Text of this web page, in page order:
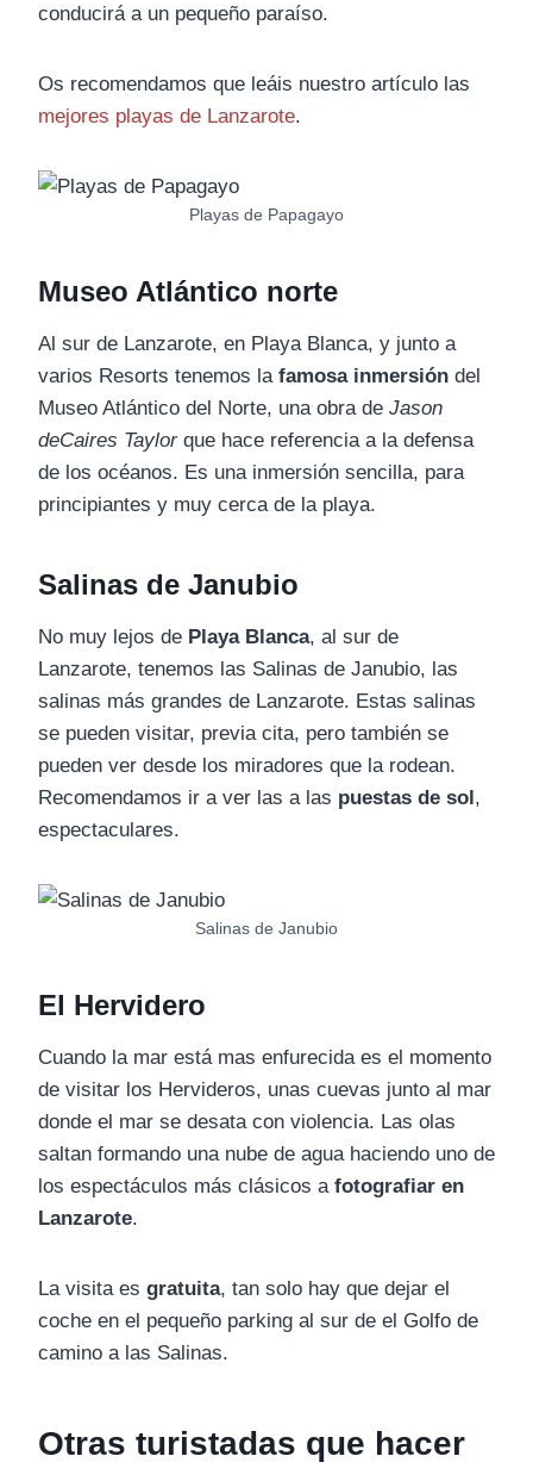
conducirá a un pequeño paraíso.
Os recomendamos que leáis nuestro artículo las
mejores playas de Lanzarote.
Playas de Papagayo
Museo Atlántico norte
Al sur de Lanzarote, en Playa Blanca, y junto a
varios Resorts tenemos la famosa inmersión del
Museo Atlántico del Norte, una obra de Jason
deCaires Taylorque hace referencia a la defensa
de los océanos. Es una inmersión sencilla, para
principiantes y muy cerca de la playa.
Salinas de Janubio
No muy lejos de Playa Blanca, al sur de
Lanzarote, tenemos las Salinas de Janubio, las
salinas más grandes de Lanzarote. Estas salinas
se pueden visitar, previa cita, pero también se
pueden ver desde los miradores que la rodean.
Recomendamos ir a ver las a las puestas de sol,
espectaculares.
Salinas de Janubio
El Hervidero
Cuando la mar está mas enfurecida es el momento
de visitar los Hervideros, unas cuevas junto al mar
donde el mar se desata con violencia. Las olas
saltan formando una nube de agua haciendo uno de
los espectáculos más clásicos a fotografiar en
Lanzarote.
La visita es gratuita, tan solo hay que dejar el
coche en el pequeño parking al sur de el Golfo de
camino a las Salinas.
Otras turistadas que hacer